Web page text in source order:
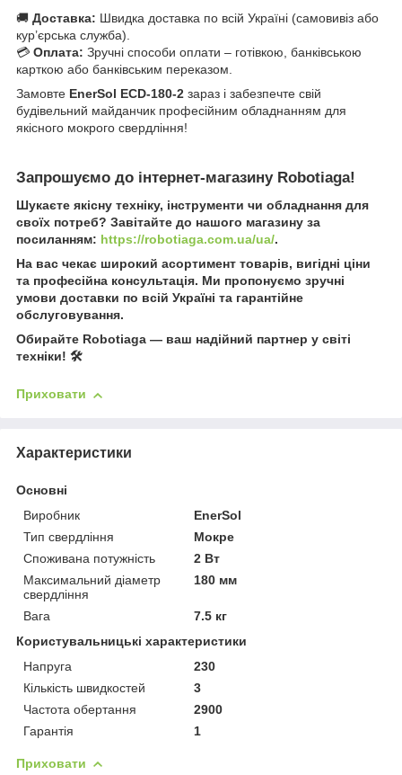
🚚 Доставка: Швидка доставка по всій Україні (самовивіз або
кур’єрська служба).
💳 Оплата: Зручні способи оплати – готівкою, банківською
карткою або банківським переказом.
Замовте EnerSol ECD-180-2 зараз і забезпечте свій
будівельний майданчик професійним обладнанням для
якісного мокрого свердління!
Запрошуємо до інтернет-магазину Robotiaga!
Шукаєте якісну техніку, інструменти чи обладнання для
своїх потреб? Завітайте до нашого магазину за
посиланням: https://robotiaga.com.ua/ua/.
На вас чекає широкий асортимент товарів, вигідні ціни
та професійна консультація. Ми пропонуємо зручні
умови доставки по всій Україні та гарантійне
обслуговування.
Обирайте Robotiaga — ваш надійний партнер у світі
техніки! 🛠️
Приховати
Характеристики
Основні
Виробник
EnerSol
Тип свердління
Мокре
Споживана потужність
2 Вт
Максимальний діаметр
свердління
180 мм
Вага
7.5 кг
Користувальницькі характеристики
Напруга
230
Кількість швидкостей
3
Частота обертання
2900
Гарантія
1
Приховати